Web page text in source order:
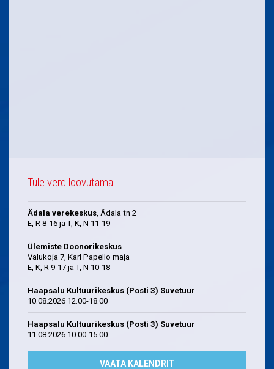
Tule verd loovutama
Ädala verekeskus, Ädala tn 2
E, R 8-16 ja T, K, N 11-19
Ülemiste Doonorikeskus
Valukoja 7, Karl Papello maja
E, K, R 9-17 ja T, N 10-18
Haapsalu Kultuurikeskus (Posti 3) Suvetuur
10.08.2026 12.00-18.00
Haapsalu Kultuurikeskus (Posti 3) Suvetuur
11.08.2026 10.00-15.00
VAATA KALENDRIT